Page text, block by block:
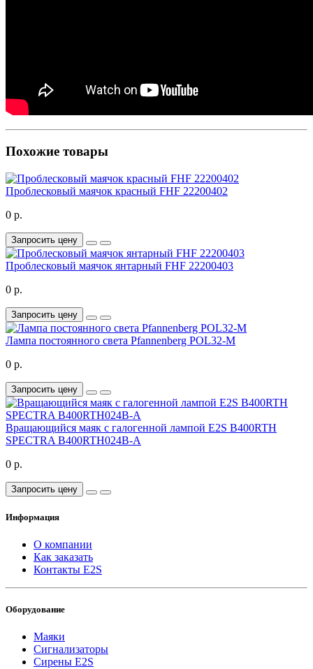
Похожие товары
Проблесковый маячок красный FHF 22200402
0 р.
Запросить цену
Проблесковый маячок янтарный FHF 22200403
0 р.
Запросить цену
Лампа постоянного света Pfannenberg POL32-M
0 р.
Запросить цену
Вращающийся маяк c галогенной лампой E2S B400RTH
SPECTRA B400RTH024B-A
0 р.
Запросить цену
Информация
О компании
Как заказать
Контакты E2S
Оборудование
Маяки
Сигнализаторы
Сирены E2S